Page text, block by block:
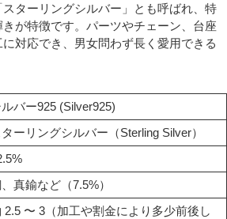
ターリングシルバー」とも呼ばれ、特
が特徴です。パーツやチェーン、台座
対応でき、男女問わず長く愛用できる
バー925 (Silver925)
ターリングシルバー（Sterling Silver）
真鍮など（7.5%）
2.5 〜 3（加工や割金により多少前後し